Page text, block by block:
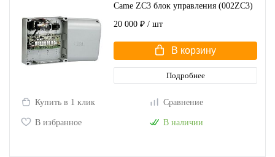
Came ZC3 блок управления (002ZC3)
20 000 ₽ / шт
В корзину
Подробнее
Купить в 1 клик Сравнение
В избранное В наличии